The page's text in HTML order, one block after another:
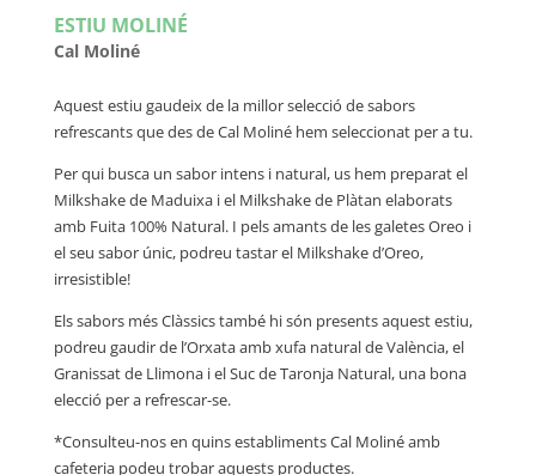
ESTIU MOLINÉ
Cal Moliné
Aquest estiu gaudeix de la millor selecció de sabors
refrescants que des de Cal Moliné hem seleccionat per a tu.
Per qui busca un sabor intens i natural, us hem preparat el
Milkshake de Maduixa i el Milkshake de Plàtan elaborats
amb Fuita 100% Natural. I pels amants de les galetes Oreo i
el seu sabor únic, podreu tastar el Milkshake d’Oreo,
irresistible!
Els sabors més Clàssics també hi són presents aquest estiu,
podreu gaudir de l’Orxata amb xufa natural de València, el
Granissat de Llimona i el Suc de Taronja Natural, una bona
elecció per a refrescar-se.
*Consulteu-nos en quins establiments Cal Moliné amb
cafeteria podeu trobar aquests productes.